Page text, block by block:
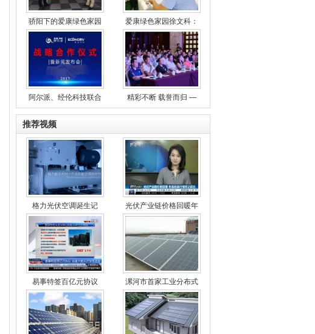
骄阳下的爱康绿色家园 爱康绿色家园徐文科：
阿尔派、经伦科技联合 精彩不断 载誉而归 —
推荐视频
格力光伏空调诞生记 光伏产业链价格回暖年
易事特签百亿元协议 漯河市首家工业分布式